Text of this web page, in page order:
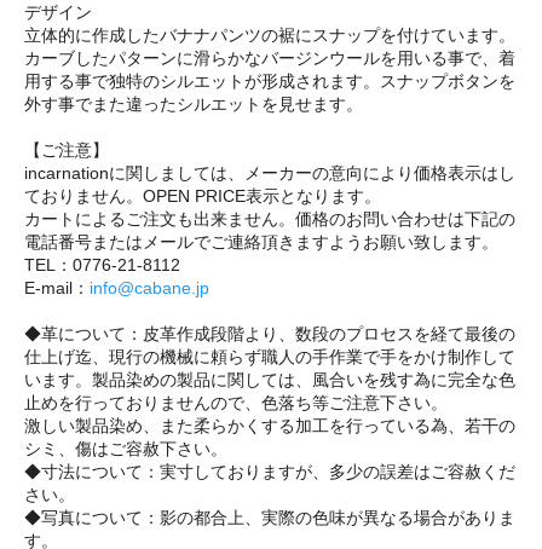
デザイン
立体的に作成したバナナパンツの裾にスナップを付けています。
カーブしたパターンに滑らかなバージンウールを用いる事で、着
用する事で独特のシルエットが形成されます。スナップボタンを
外す事でまた違ったシルエットを見せます。
【ご注意】
incarnationに関しましては、メーカーの意向により価格表示はし
ておりません。OPEN PRICE表示となります。
カートによるご注文も出来ません。価格のお問い合わせは下記の
電話番号またはメールでご連絡頂きますようお願い致します。
TEL：0776-21-8112
E-mail： info@cabane.jp
◆革について：皮革作成段階より、数段のプロセスを経て最後の
仕上げ迄、現行の機械に頼らず職人の手作業で手をかけ制作して
います。製品染めの製品に関しては、風合いを残す為に完全な色
止めを行っておりませんので、色落ち等ご注意下さい。
激しい製品染め、また柔らかくする加工を行っている為、若干の
シミ、傷はご容赦下さい。
◆寸法について：実寸しておりますが、多少の誤差はご容赦くだ
さい。
◆写真について：影の都合上、実際の色味が異なる場合がありま
す。